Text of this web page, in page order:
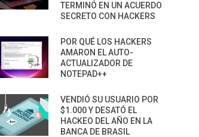
TERMINÓ EN UN ACUERDO
SECRETO CON HACKERS
POR QUÉ LOS HACKERS
AMARON EL AUTO-
ACTUALIZADOR DE
NOTEPAD++
VENDIÓ SU USUARIO POR
$1.000 Y DESATÓ EL
HACKEO DEL AÑO EN LA
BANCA DE BRASIL